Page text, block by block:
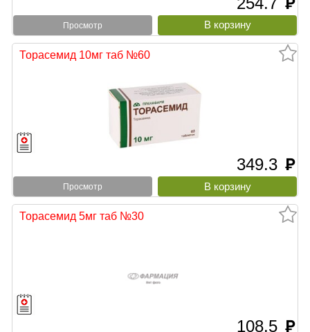
руб
Просмотр
Торасемид 10мг таб №60
349.3 руб
Просмотр
Торасемид 5мг таб №30
108.5 руб